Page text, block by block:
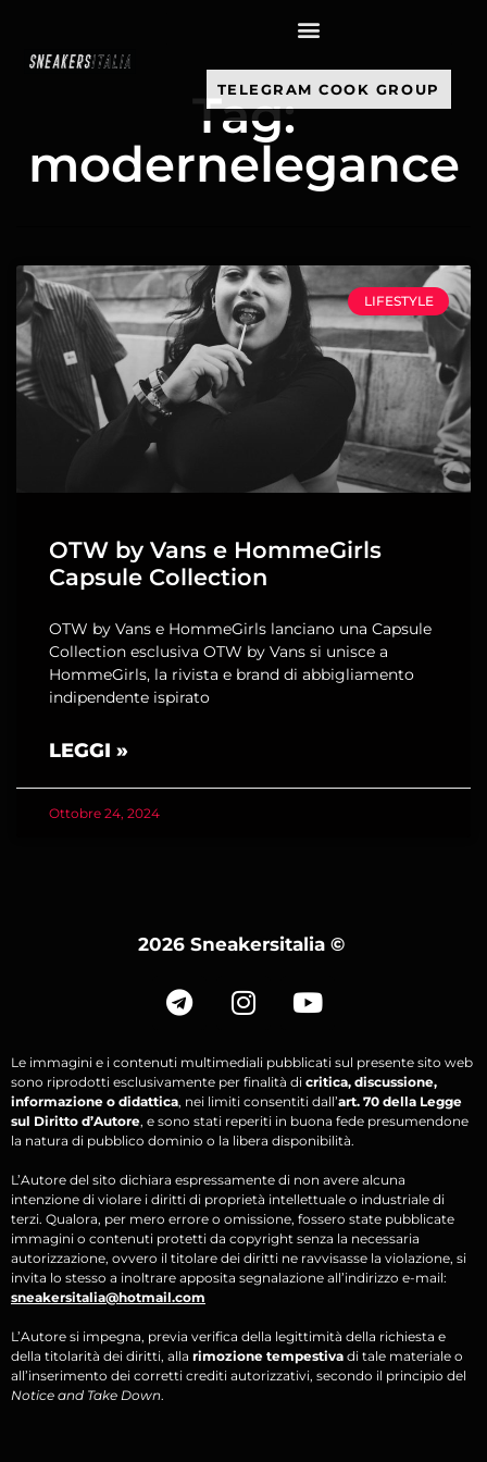
TELEGRAM COOK GROUP
Tag:
modernelegance
LIFESTYLE
OTW by Vans e HommeGirls
Capsule Collection
OTW by Vans e HommeGirls lanciano una Capsule
Collection esclusiva OTW by Vans si unisce a
HommeGirls, la rivista e brand di abbigliamento
indipendente ispirato
LEGGI »
Ottobre 24, 2024
2026 Sneakersitalia ©
Le immagini e i contenuti multimediali pubblicati sul presente sito web
sono riprodotti esclusivamente per finalità di critica, discussione,
informazione o didattica, nei limiti consentiti dall’art. 70 della Legge
sul Diritto d’Autore, e sono stati reperiti in buona fede presumendone
la natura di pubblico dominio o la libera disponibilità.
L’Autore del sito dichiara espressamente di non avere alcuna
intenzione di violare i diritti di proprietà intellettuale o industriale di
terzi. Qualora, per mero errore o omissione, fossero state pubblicate
immagini o contenuti protetti da copyright senza la necessaria
autorizzazione, ovvero il titolare dei diritti ne ravvisasse la violazione, si
invita lo stesso a inoltrare apposita segnalazione all’indirizzo e-mail:
sneakersitalia@hotmail.com
L’Autore si impegna, previa verifica della legittimità della richiesta e
della titolarità dei diritti, alla rimozione tempestiva di tale materiale o
all’inserimento dei corretti crediti autorizzativi, secondo il principio del
Notice and Take Down.